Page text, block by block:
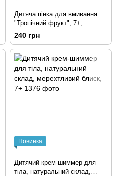
Дитяча пінка для вмивання
"Тропічний фрукт", 7+,
натуральний склад
240 грн
Новинка
Дитячий крем-шиммер для
тіла, натуральний склад,